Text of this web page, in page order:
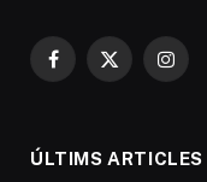
Facebook
X
ÚLTIMS ARTICLES